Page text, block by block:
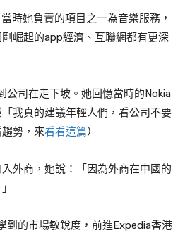
時她負責的項目之一為音樂服務，
崛起的app經濟、互聯網都有更深
公司在走下坡。她回憶當時的Nokia
我真的建議年輕人們，看公司不要
勢，來看看這篇）
外商，她說：「因為外商在中國的
到的市場敏銳度，前進Expedia香港